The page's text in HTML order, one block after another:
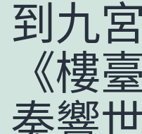
到九
《樓
奏響